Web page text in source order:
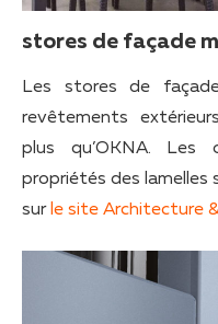
stores de façade
Les stores de
revêtements
plus qu’OKNA.
propriétés des lamelles
surle site Architecture